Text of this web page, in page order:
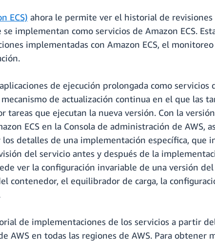
ECS) ahora le permite ver el historial de
implementan como servicios de Amazon ECS.
implementadas con Amazon ECS, el
de ejecución prolongada como servicios
de actualización continua en el que las
tareas que ejecutan la nueva versión. Con la
ECS en la Consola de administración de AWS,
detalles de una implementación específica, que
del servicio antes y después de la
ver la configuración invariable de una versión
contenedor, el equilibrador de carga, la
de implementaciones de los servicios a partir
AWS en todas las regiones de AWS. Para obtener